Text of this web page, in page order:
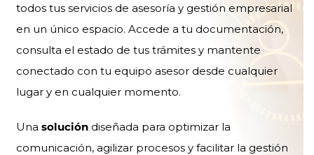
todos tus servicios de asesoría y gestión empresarial
en un único espacio. Accede a tu documentación,
consulta el estado de tus trámites y mantente
conectado con tu equipo asesor desde cualquier
lugar y en cualquier momento.
Unasolución diseñada para optimizar la
comunicación, agilizar procesos y facilitar la gestión